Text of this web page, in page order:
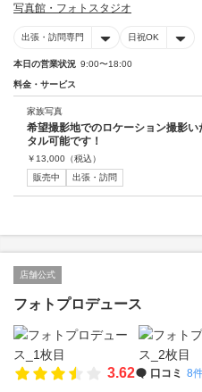
写真館・フォトスタジオ
出張・訪問専門 日祝OK
本日の営業状況 9:00〜18:00
料金・サービス
家族写真
希望撮影地でのロケーション撮影
タル可能です！
￥ 13,000 （税込）
販売中
出張・訪問
店舗公式
フォトプロデュース
3.62 口コミ 8